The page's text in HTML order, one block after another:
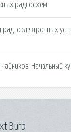
радиосхем.
радиоэлектронных
Начальный
Blurb